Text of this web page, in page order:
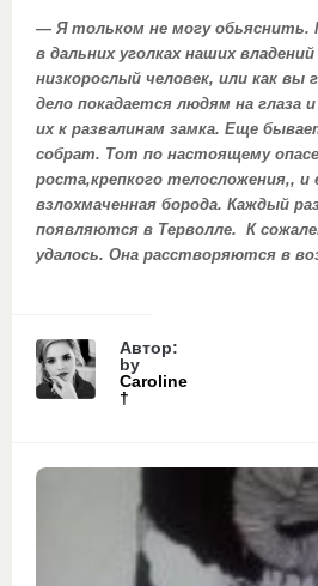
— Я тольком не могу обьяснить.
в дальних уголках наших
низкорослый человек, или как вы
дело покадается людям на глаза
их к развалинам замка. Еще
собрат. Тот по настоящему
роста,крепкого телосложения,, и
взлохмаченная борода. Каждый
появляются в Терволле. К
удалось. Она расстворяются в
Автор:
by
Caroline
†